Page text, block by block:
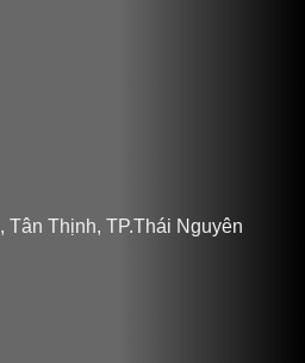
Tân Thịnh, TP.Thái Nguyên